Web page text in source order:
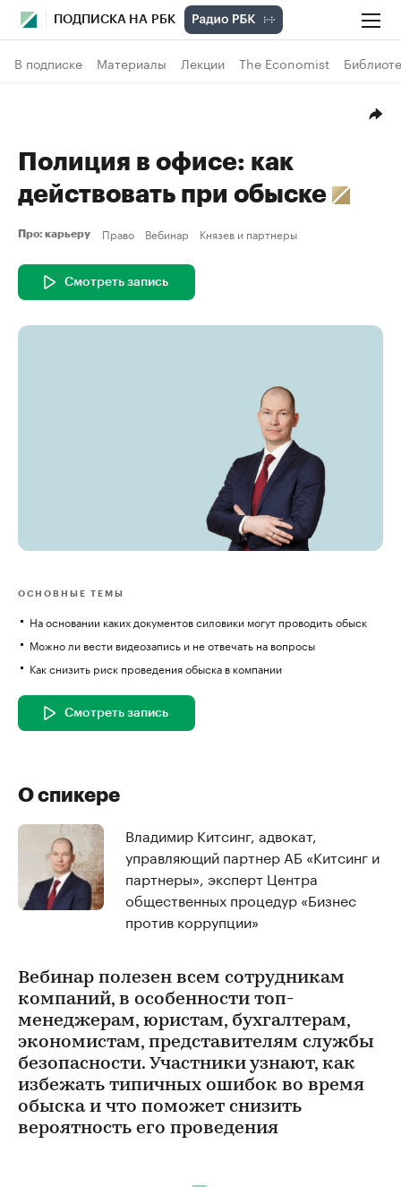
ПОДПИСКА НА РБК
В подписке Материалы Лекции The Economist
Полиция в офисе: как
действовать при обыске
Про: карьеру Право Вебинар Князев и партнеры
Смотреть запись
ОСНОВНЫЕ ТЕМЫ
На основании каких документов силовики могут проводить обыск
Можно ли вести видеозапись и не отвечать на вопросы
Как снизить риск проведения обыска в компании
Смотреть запись
О спикере
Владимир Китсинг, адвокат,
управляющий партнер АБ «Китсинг и
партнеры», эксперт Центра
общественных процедур «Бизнес
против коррупции»
Вебинар полезен всем сотрудникам
компаний, в особенности топ-
менеджерам, юристам, бухгалтерам,
экономистам, представителям службы
безопасности. Участники узнают, как
избежать типичных ошибок во время
обыска и что поможет снизить
вероятность его проведения